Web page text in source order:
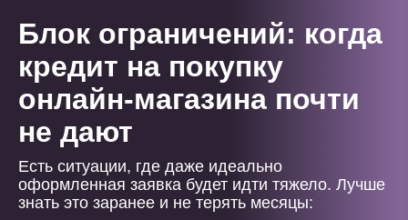
Блок ограничений: когда
кредит на покупку
онлайн-магазина почти
не дают
Есть ситуации, где даже идеально
оформленная заявка будет идти тяжело. Лучше
знать это заранее и не терять месяцы: